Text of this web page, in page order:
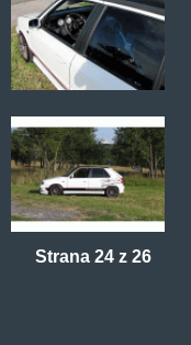
Strana 24 z 26